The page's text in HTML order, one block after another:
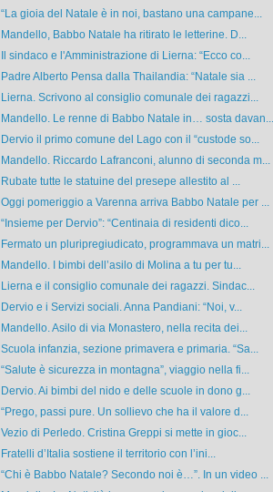
“La gioia del Natale è in noi, bastano una campane...
Mandello, Babbo Natale ha ritirato le letterine. D...
Il sindaco e l'Amministrazione di Lierna: “Ecco co...
Padre Alberto Pensa dalla Thailandia: “Natale sia ...
Lierna. Scrivono al consiglio comunale dei ragazzi...
Mandello. Le renne di Babbo Natale in… sosta davan...
Dervio il primo comune del Lago con il “custode so...
Mandello. Riccardo Lafranconi, alunno di seconda m...
Rubate tutte le statuine del presepe allestito al ...
Oggi pomeriggio a Varenna arriva Babbo Natale per ...
“Insieme per Dervio”: “Centinaia di residenti dico...
Fermato un pluripregiudicato, programmava un matri...
Mandello. I bimbi dell’asilo di Molina a tu per tu...
Lierna e il consiglio comunale dei ragazzi. Sindac...
Dervio e i Servizi sociali. Anna Pandiani: “Noi, v...
Mandello. Asilo di via Monastero, nella recita dei...
Scuola infanzia, sezione primavera e primaria. “Sa...
“Salute è sicurezza in montagna”, viaggio nella fi...
Dervio. Ai bimbi del nido e delle scuole in dono g...
“Prego, passi pure. Un sollievo che ha il valore d...
Vezio di Perledo. Cristina Greppi si mette in gioc...
Fratelli d’Italia sostiene il territorio con l’ini...
“Chi è Babbo Natale? Secondo noi è…”. In un video ...